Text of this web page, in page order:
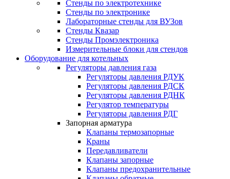
Стенды по электротехнике
Стенды по электронике
Лабораторные стенды для ВУЗов
Стенды Квазар
Стенды Промэлектроника
Измерительные блоки для стендов
Оборудование для котельных
Регуляторы давления газа
Регуляторы давления РДУК
Регуляторы давления РДСК
Регуляторы давления РДНК
Регулятор температуры
Регуляторы давления РДГ
Запорная арматура
Клапаны термозапорные
Краны
Передавливатели
Клапаны запорные
Клапаны предохранительные